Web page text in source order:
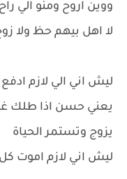
ووين اروح ومنو الي
لا اهل بيهم حظ ولا
ليش اني الي لازم
يعني حسن اذا طلك
يزوج وتستمر الحياة
ليش اني لازم اموت